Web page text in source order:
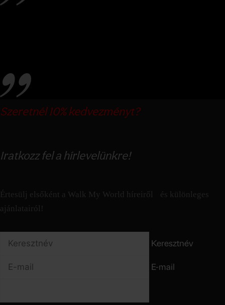
Szeretnél 10% kedvezményt?
Iratkozz fel a hírlevelünkre!
Értesülj elsőként a Walk My World híreiről és különleges
ajánlatairól!
Keresztnév
E-mail